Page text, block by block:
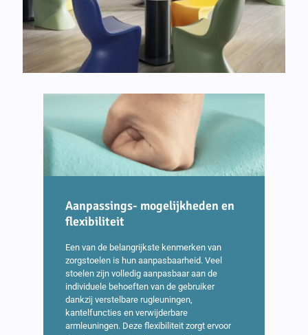
Aanpassings- mogelijkheden en
flexibiliteit
Een van de belangrijkste kenmerken van
zorgstoelen is hun aanpasbaarheid. Veel
stoelen zijn volledig aanpasbaar aan de
individuele behoeften van de gebruiker
dankzij verstelbare rugleuningen,
kantelfuncties en verwijderbare
armleuningen. Deze flexibiliteit zorgt ervoor